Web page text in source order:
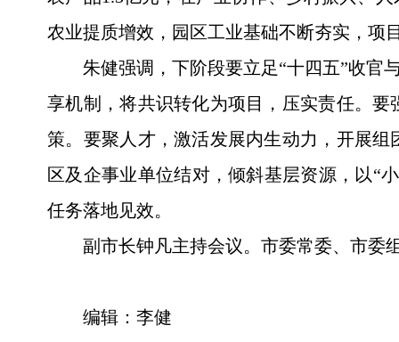
农业提质增效，园区工业基础不断夯实，项
朱健强调，下阶段要立足“十四五”收官
享机制，将共识转化为项目，压实责任。
策。要聚人才，激活发展内生动力，开展
区及企事业单位结对，倾斜基层资源，以“
任务落地见效。
副市长钟凡主持会议。市委常委、市委
编辑：李健